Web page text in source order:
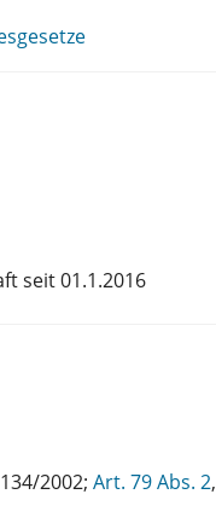
seit 01.1.2016
2002; Art. 79 Abs. 2,